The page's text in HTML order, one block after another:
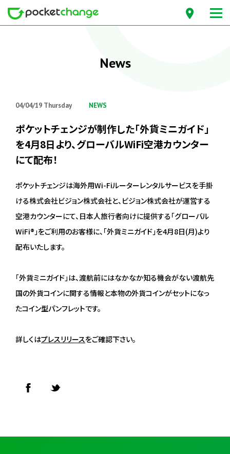
News
04/04/19 Thursday NEWS
ポケットチェンジが制作した「外貨ミニガイド」
を4月8日より、グローバルWiFi空港カウンター
にて配布！
ポケットチェンジは海外用Wi-Fiルーターレンタルサービスを手掛
ける株式会社ビジョン株式会社と、ビジョン株式会社が運営する
空港カウンターにて、日本人旅行者向けに提供する「グローバル
WiFi®」をご利用のお客様に、「外貨ミニガイド」を4月8日(月)より
配布いたします。
「外貨ミニガイド」は、渡航前にはなかなか知る機会がない渡航先
国の外貨コインに関する情報と本物の外貨コインがセットになっ
たコイン型パンフレットです。
詳しくはプレスリリースをご確認下さい。